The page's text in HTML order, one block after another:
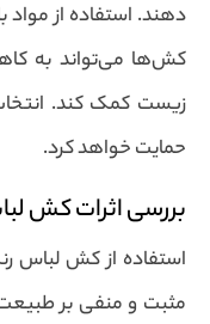
دهند. استفاده از مواد
کش‌ها می‌تواند به
زیست کمک کند.
حمایت خواهد کرد.
بررسی اثرات کش
استفاده از کش لباس
مثبت و منفی بر